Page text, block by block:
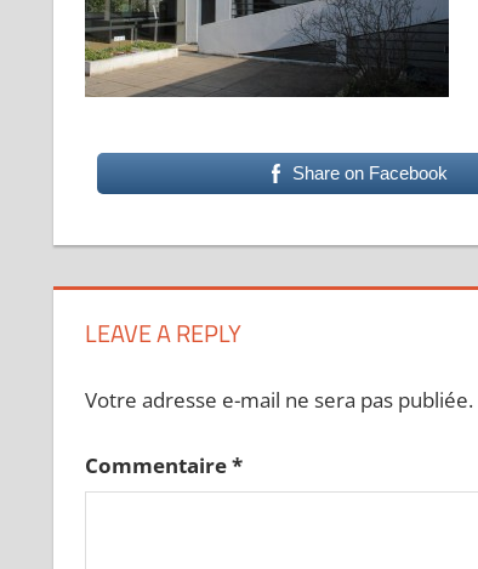
Share on Facebook
LEAVE A REPLY
Votre adresse e-mail ne sera pas publiée.
Commentaire*